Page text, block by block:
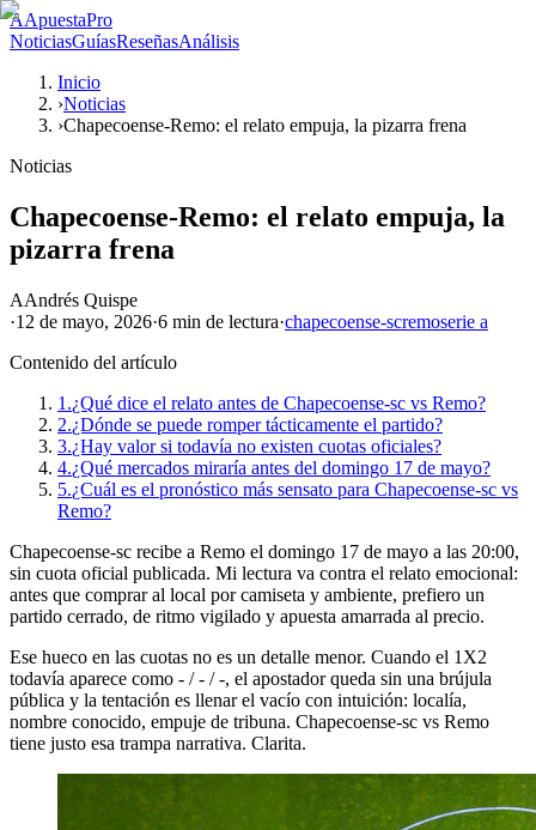
AApuestaPro
NoticiasGuíasReseñasAnálisis
Inicio
›Noticias
›Chapecoense-Remo: el relato empuja, la pizarra frena
Noticias
Chapecoense-Remo: el relato empuja, la
pizarra frena
AAndrés Quispe
·12 de mayo, 2026·6 min de lectura·chapecoense-scremoserie a
Contenido del artículo
1.¿Qué dice el relato antes de Chapecoense-sc vs Remo?
2.¿Dónde se puede romper tácticamente el partido?
3.¿Hay valor si todavía no existen cuotas oficiales?
4.¿Qué mercados miraría antes del domingo 17 de mayo?
5.¿Cuál es el pronóstico más sensato para Chapecoense-sc vs
Remo?
Chapecoense-sc recibe a Remo el domingo 17 de mayo a las 20:00,
sin cuota oficial publicada. Mi lectura va contra el relato emocional:
antes que comprar al local por camiseta y ambiente, prefiero un
partido cerrado, de ritmo vigilado y apuesta amarrada al precio.
Ese hueco en las cuotas no es un detalle menor. Cuando el 1X2
todavía aparece como - / - / -, el apostador queda sin una brújula
pública y la tentación es llenar el vacío con intuición: localía,
nombre conocido, empuje de tribuna. Chapecoense-sc vs Remo
tiene justo esa trampa narrativa. Clarita.